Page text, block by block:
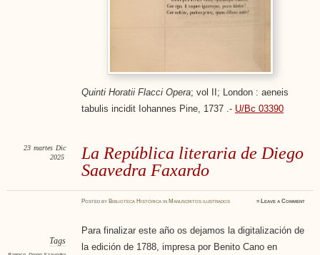
Quinti Horatii Flacci Opera; vol II; London : aeneis
tabulis incidit Iohannes Pine, 1737 .- U/Bc 03390
La República literaria de Diego
Saavedra Faxardo
23 martes Dic
2025
PostedbyBiblioteca Histórica inManuscritos ilustrados ≈Leave a Comment
Tags
Para finalizar este año os dejamos la digitalización de
la edición de 1788, impresa por Benito Cano en